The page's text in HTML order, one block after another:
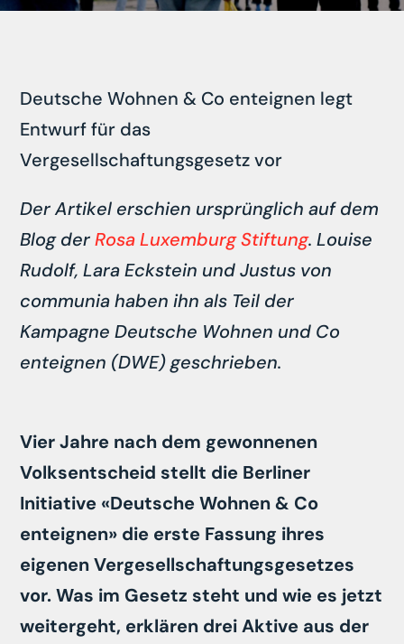
Deutsche Wohnen & Co enteignen legt
Entwurf für das
Vergesellschaftungsgesetz vor
Der Artikel erschien ursprünglich auf dem
Blog derRosa Luxemburg Stiftung. Louise
Rudolf, Lara Eckstein und Justus von
communia haben ihn als Teil der
Kampagne Deutsche Wohnen und Co
enteignen (DWE) geschrieben.
Vier Jahre nach dem gewonnenen
Volksentscheid stellt die Berliner
Initiative «Deutsche Wohnen & Co
enteignen» die erste Fassung ihres
eigenen Vergesellschaftungsgesetzes
vor. Was im Gesetz steht und wie es jetzt
weitergeht, erklären drei Aktive aus der